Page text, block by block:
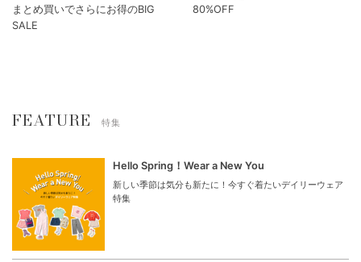
まとめ買いでさらにお得のBIG
SALE
80%OFF
FEATURE 特集
Hello Spring！Wear a New You
新しい季節は気分も新たに！今すぐ着たいデイリーウェア
特集